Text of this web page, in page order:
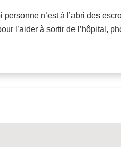
n’est à l’abri des
l’aider à sortir de l’hôpital,